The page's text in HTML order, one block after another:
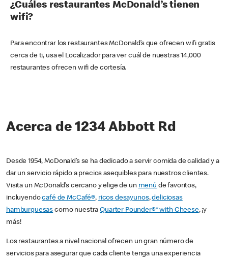
¿Cuáles restaurantes McDonald’s tienen
wifi?
Para encontrar los restaurantes McDonald’s que ofrecen wifi gratis
cerca de ti, usa el Localizador para ver cuál de nuestras 14,000
restaurantes ofrecen wifi de cortesía.
Acerca de 1234 Abbott Rd
Desde 1954, McDonald’s se ha dedicado a servir comida de calidad y a
dar un servicio rápido a precios asequibles para nuestros clientes.
Visita un McDonald’s cercano y elige de un menú de favoritos,
incluyendocafé de McCafé®, ricos desayunos,deliciosas
hamburguesas como nuestraQuarter Pounder®* with Cheese, ¡y
más!
Los restaurantes a nivel nacional ofrecen un gran número de
servicios para asegurar que cada cliente tenga una experiencia